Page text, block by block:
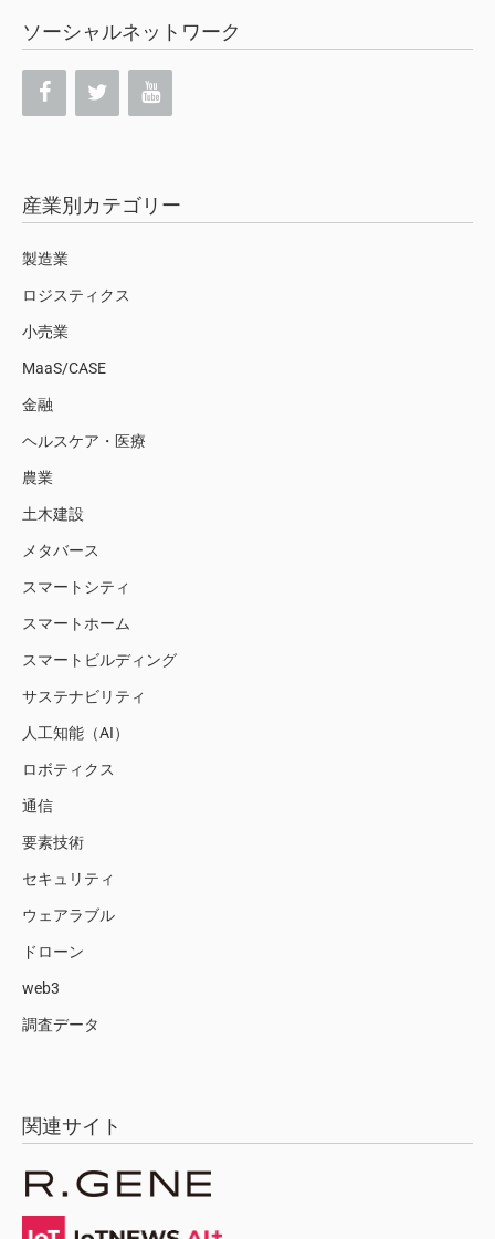
ソーシャルネットワーク
産業別カテゴリー
製造業
ロジスティクス
小売業
MaaS/CASE
金融
ヘルスケア・医療
農業
土木建設
メタバース
スマートシティ
スマートホーム
スマートビルディング
サステナビリティ
人工知能（AI）
ロボティクス
通信
要素技術
セキュリティ
ウェアラブル
ドローン
web3
調査データ
関連サイト